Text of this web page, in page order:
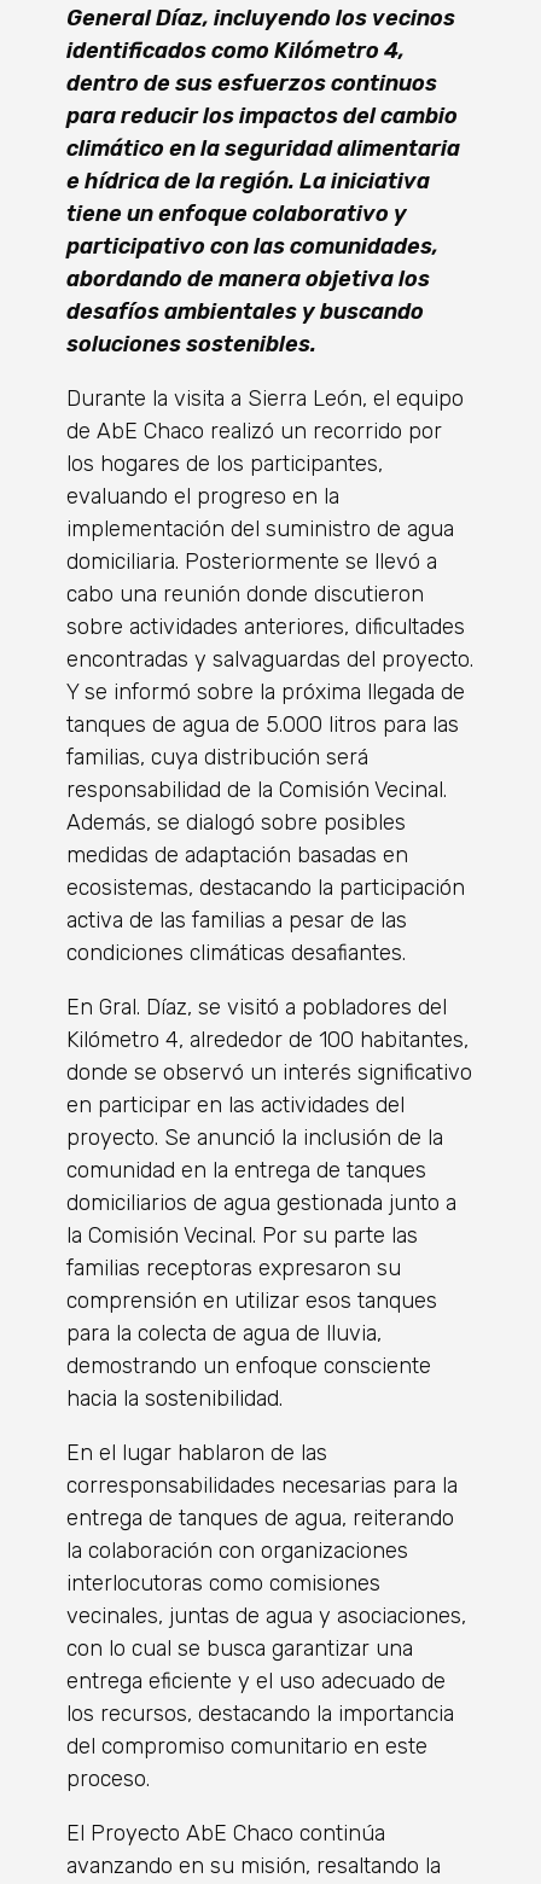
General Díaz, incluyendo los vecinos
identificados como Kilómetro 4,
dentro de sus esfuerzos continuos
para reducir los impactos del cambio
climático en la seguridad alimentaria
e hídrica de la región. La iniciativa
tiene un enfoque colaborativo y
participativo con las comunidades,
abordando de manera objetiva los
desafíos ambientales y buscando
soluciones sostenibles.
Durante la visita a Sierra León, el equipo
de AbE Chaco realizó un recorrido por
los hogares de los participantes,
evaluando el progreso en la
implementación del suministro de agua
domiciliaria. Posteriormente se llevó a
cabo una reunión donde discutieron
sobre actividades anteriores, dificultades
encontradas y salvaguardas del proyecto.
Y se informó sobre la próxima llegada de
tanques de agua de 5.000 litros para las
familias, cuya distribución será
responsabilidad de la Comisión Vecinal.
Además, se dialogó sobre posibles
medidas de adaptación basadas en
ecosistemas, destacando la participación
activa de las familias a pesar de las
condiciones climáticas desafiantes.
En Gral. Díaz, se visitó a pobladores del
Kilómetro 4, alrededor de 100 habitantes,
donde se observó un interés significativo
en participar en las actividades del
proyecto. Se anunció la inclusión de la
comunidad en la entrega de tanques
domiciliarios de agua gestionada junto a
la Comisión Vecinal. Por su parte las
familias receptoras expresaron su
comprensión en utilizar esos tanques
para la colecta de agua de lluvia,
demostrando un enfoque consciente
hacia la sostenibilidad.
En el lugar hablaron de las
corresponsabilidades necesarias para la
entrega de tanques de agua, reiterando
la colaboración con organizaciones
interlocutoras como comisiones
vecinales, juntas de agua y asociaciones,
con lo cual se busca garantizar una
entrega eficiente y el uso adecuado de
los recursos, destacando la importancia
del compromiso comunitario en este
proceso.
El Proyecto AbE Chaco continúa
avanzando en su misión, resaltando la